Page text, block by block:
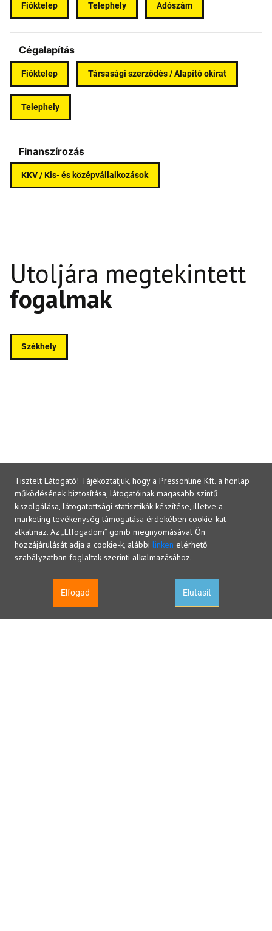
Fióktelep Telephely Adószám
Cégalapítás
Fióktelep Társasági szerződés / Alapító okirat
Telephely
Finanszírozás
KKV / Kis- és középvállalkozások
Utoljára megtekintett
fogalmak
Székhely
Tisztelt Látogató! Tájékoztatjuk, hogy a Pressonline Kft. a honlap
működésének biztosítása, látogatóinak magasabb szintű
kiszolgálása, látogatottsági statisztikák készítése, illetve a
marketing tevékenység támogatása érdekében cookie-kat
alkalmaz. Az „Elfogadom” gomb megnyomásával Ön
hozzájárulását adja a cookie-k, alábbi linken elérhető
szabályzatban foglaltak szerinti alkalmazásához.
Elfogad Elutasít